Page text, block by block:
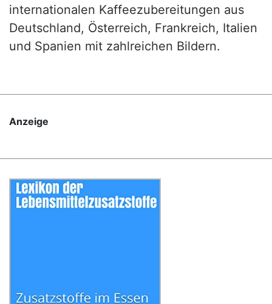
internationalen Kaffeezubereitungen aus
Deutschland, Österreich, Frankreich, Italien
und Spanien mit zahlreichen Bildern.
Anzeige